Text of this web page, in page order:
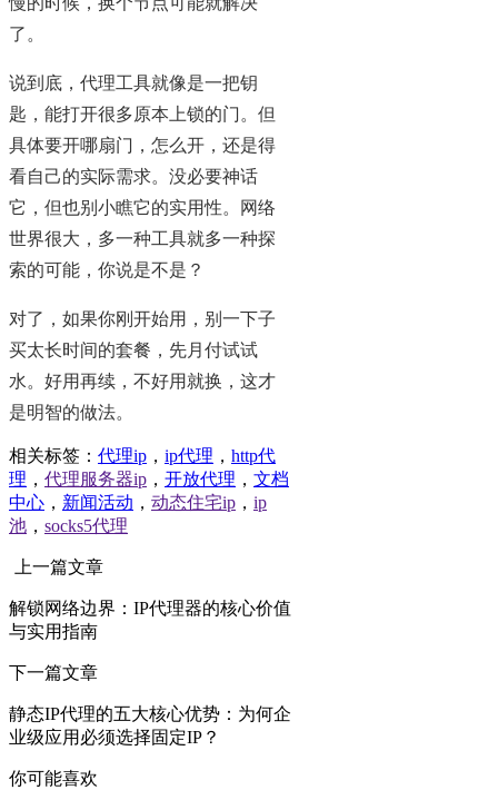
了。
说到底，代理工具就像是一把钥
匙，能打开很多原本上锁的门。但
具体要开哪扇门，怎么开，还是得
看自己的实际需求。没必要神话
它，但也别小瞧它的实用性。网络
世界很大，多一种工具就多一种探
索的可能，你说是不是？
对了，如果你刚开始用，别一下子
买太长时间的套餐，先月付试试
水。好用再续，不好用就换，这才
是明智的做法。
相关标签： 代理ip ， ip代理 ， http代
理 ， 代理服务器ip ， 开放代理 ， 文档
中心 ， 新闻活动 ， 动态住宅ip ， ip
池 ， socks5代理
上一篇文章
解锁网络边界：IP代理器的核心价值
与实用指南
下一篇文章
静态IP代理的五大核心优势：为何企
业级应用必须选择固定IP？
你可能喜欢